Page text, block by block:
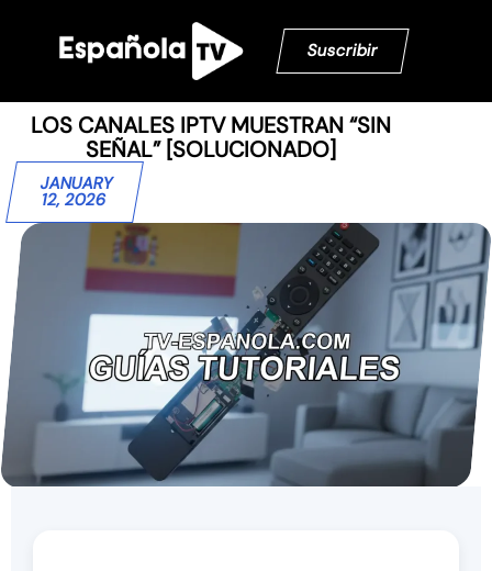
Suscribir
LOS CANALES IPTV MUESTRAN “SIN
SEÑAL” [SOLUCIONADO]
JANUARY
12, 2026